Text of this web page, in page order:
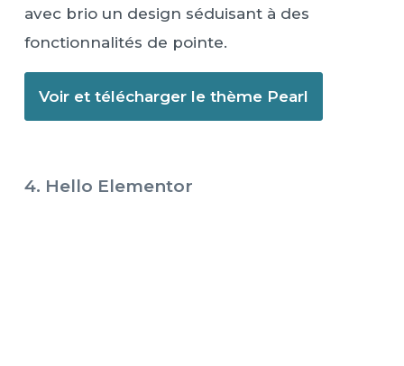
avec brio un design séduisant à des
fonctionnalités de pointe.
Voir et télécharger le thème Pearl
4. Hello Elementor